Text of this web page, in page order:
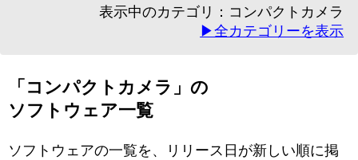
表示中のカテゴリ：コンパクトカメラ
▶全カテゴリーを表示
「コンパクトカメラ」の
ソフトウェア一覧
ソフトウェアの一覧を、リリース日が新しい順に掲